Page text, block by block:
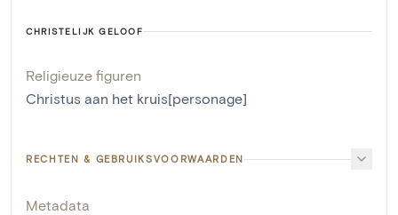
CHRISTELIJK GELOOF
Religieuze figuren
Christus aan het kruis[personage]
RECHTEN & GEBRUIKSVOORWAARDEN
Metadata